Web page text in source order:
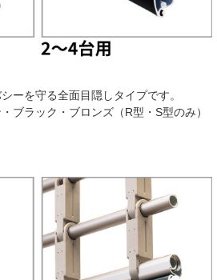
ーを守る全面目隠しタイプです。
ブラック・ブロンズ（R型・S型のみ）